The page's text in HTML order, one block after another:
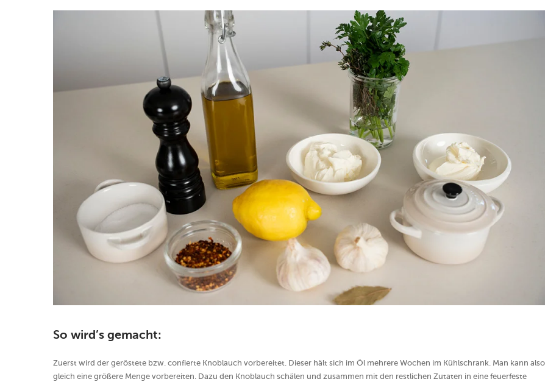
So wird’s gemacht:
Zuerst wird der geröstete bzw. confierte Knoblauch vorbereitet. Dieser hält sich im Öl mehrere Wochen im Kühlschrank. Man kann also
gleich eine größere Menge vorbereiten. Dazu den Knoblauch schälen und zusammen mit den restlichen Zutaten in eine feuerfeste